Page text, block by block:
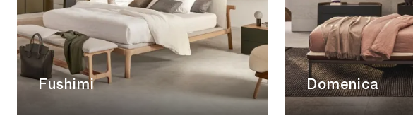
Fushimi Domenica